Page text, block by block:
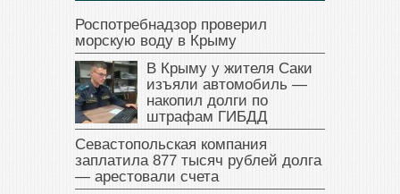
Роспотребнадзор проверил
морскую воду в Крыму
В Крыму у жителя Саки
изъяли автомобиль —
накопил долги по
штрафам ГИБДД
Севастопольская компания
заплатила 877 тысяч рублей долга
— арестовали счета